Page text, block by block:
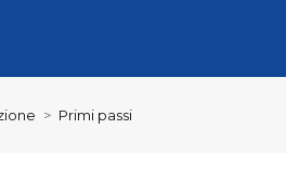
Primi passi